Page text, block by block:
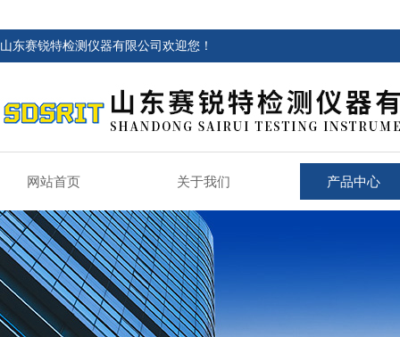
山东赛锐特检测仪器有限公司欢迎您！
网站首页 关于我们 产品中心